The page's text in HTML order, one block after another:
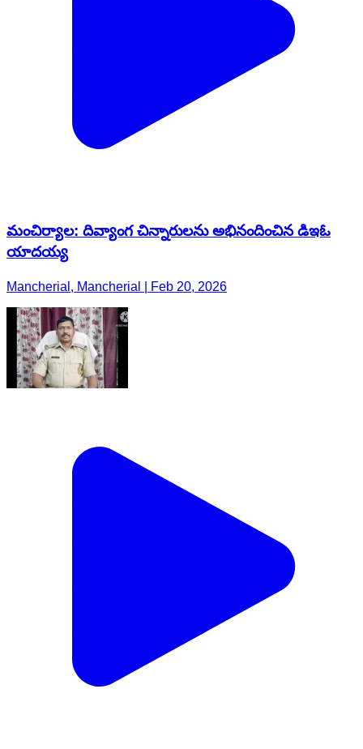
మంచిర్యాల: దివ్యాంగ చిన్నారులను అభినందించిన డిఇఓ
యాదయ్య
Mancherial, Mancherial | Feb 20, 2026